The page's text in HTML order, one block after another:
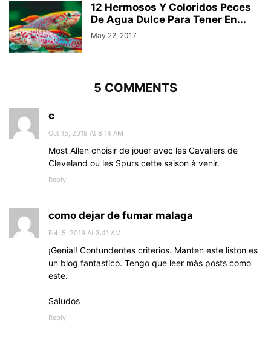
12 Hermosos Y Coloridos Peces
De Agua Dulce Para Tener En...
May 22, 2017
5 COMMENTS
c
Oct 15, 2019 At 8:14 AM
Most Allen choisir de jouer avec les Cavaliers de
Cleveland ou les Spurs cette saison à venir.
Reply
como dejar de fumar malaga
Feb 5, 2019 At 3:41 AM
¡Genial! Contundentes criterios. Manten este liston es
un blog fantastico. Tengo que leer màs posts como
este.
Saludos
Reply